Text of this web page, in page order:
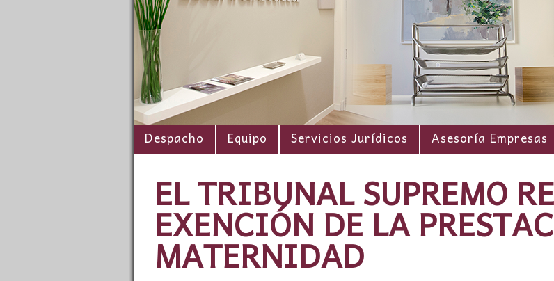
Despacho Equipo Servicios Jurídicos Asesoría Empresas
EL TRIBUNAL SUPREMO
EXENCIÓN DE LA
MATERNIDAD